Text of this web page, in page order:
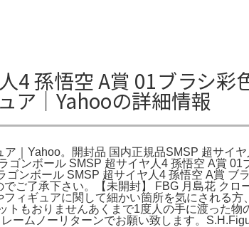
4 孫悟空 A賞 01ブラシ彩
ア｜Yahooの詳細情報
｜Yahoo。開封品 国内正規品SMSP 超サイ
ゴンボール SMSP 超サイヤ人4 孫悟空 A賞
ンボール SMSP 超サイヤ人4 孫悟空 A賞
ご了承下さい。【未開封】 FBG 月島花 ク
ィギュアに関して細かい箇所を気にされる
もおりませんあくまで1度人の手に渡った
ムノーリターンでお願い致します。